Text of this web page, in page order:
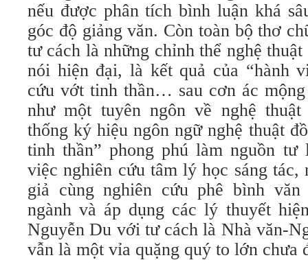
nếu được phân tích bình luận khá
góc độ giảng văn. Còn toàn bộ thơ
tư cách là những chỉnh thể nghệ
nói hiện đại, là kết quả của “hành
cứu vớt tinh thần… sau cơn ác
như một tuyên ngôn về nghệ
thống ký hiệu ngôn ngữ nghệ thuật
tinh thần” phong phú làm nguồn
việc nghiên cứu tâm lý học sáng tác,
giả cùng nghiên cứu phê bình
ngành và áp dụng các lý thuyết
Nguyễn Du với tư cách là Nhà văn-
vẫn là một vỉa quặng quý to lớn chưa